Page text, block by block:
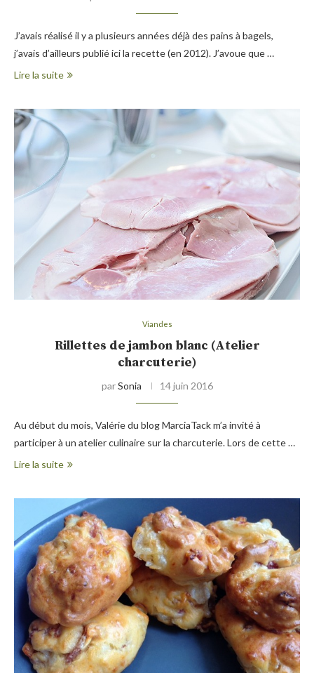
J’avais réalisé il y a plusieurs années déjà des pains à bagels,
j’avais d’ailleurs publié ici la recette (en 2012). J’avoue que …
Lire la suite
Viandes
Rillettes de jambon blanc (Atelier
charcuterie)
parSonia 14 juin 2016
Au début du mois, Valérie du blog MarciaTack m’a invité à
participer à un atelier culinaire sur la charcuterie. Lors de cette …
Lire la suite